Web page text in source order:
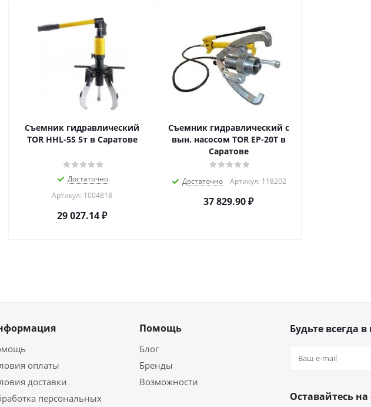
Съемник гидравлический
TOR HHL-5S 5т в Саратове
Достаточно
Артикул: 1004818
29 027.14₽
Съемник гидравлический с
вын. насосом TOR EP-20T в
Саратове
Достаточно Артикул: 118202
37 829.90₽
оплаты
доставки
персональных
Помощь
Блог
Бренды
Возможности
Будьте всегда в
Оставайтесь на